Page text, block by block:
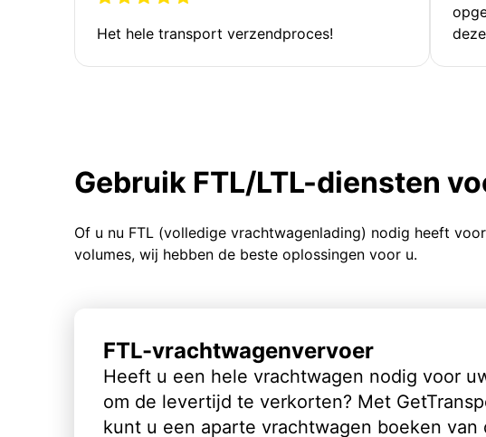
Het hele transport verzendproces!
Gebruik FTL/LTL-diensten
Of u nu FTL (volledige vrachtwagenlading) nodig heeft
volumes, wij hebben de beste oplossingen voor u.
FTL-vrachtwagenvervoer
Heeft u een hele vrachtwagen nodig voor
om de levertijd te verkorten? Met
kunt u een aparte vrachtwagen boeken van